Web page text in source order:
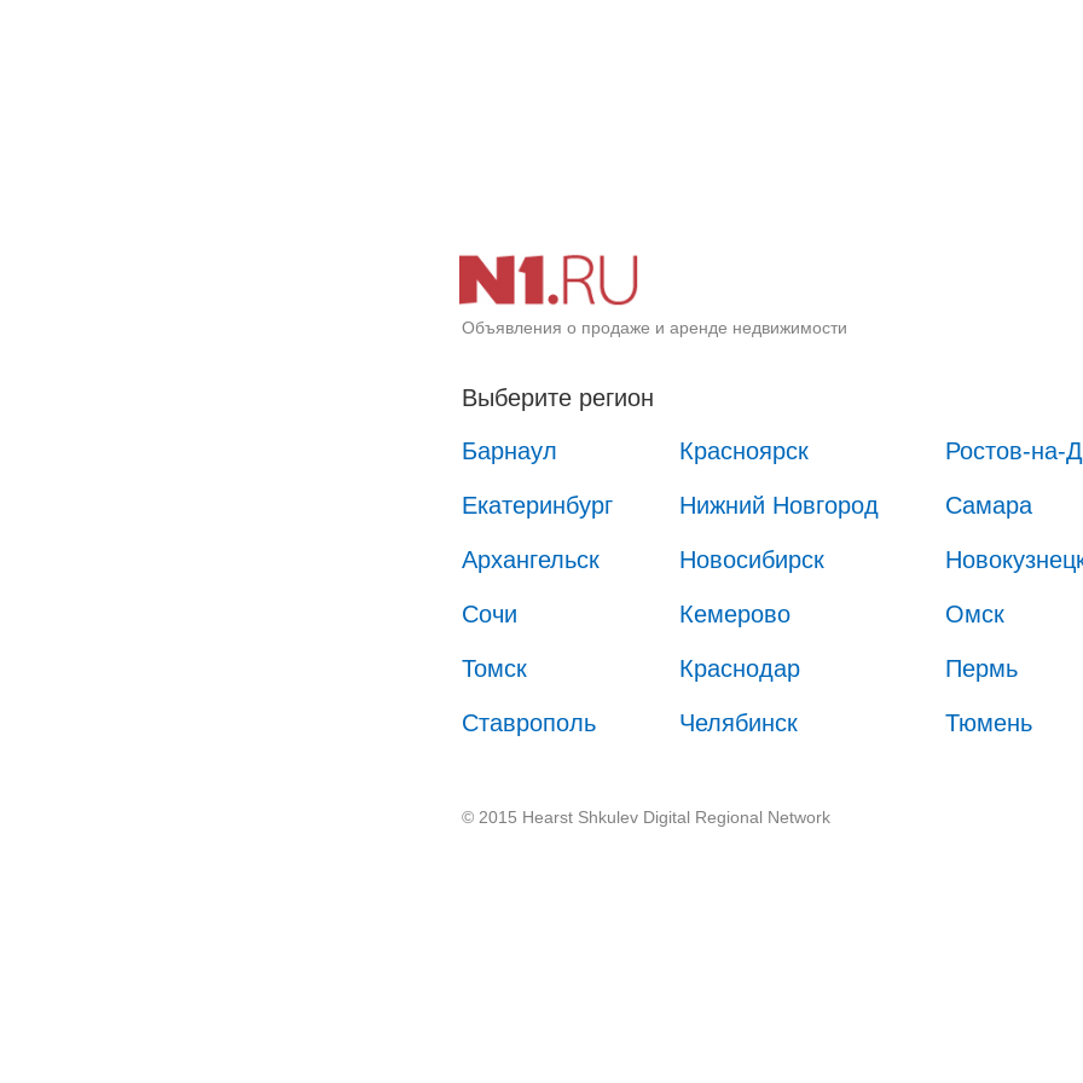
Объявления о продаже и аренде недвижимости
Выберите регион
Барнаул
Красноярск Ростов-на-
Екатеринбург Нижний Новгород Самара
Архангельск Новосибирск
Сочи Кемерово Омск
Томск Краснодар Пермь
Ставрополь Челябинск Тюмень
© 2015 Hearst Shkulev Digital Regional Network